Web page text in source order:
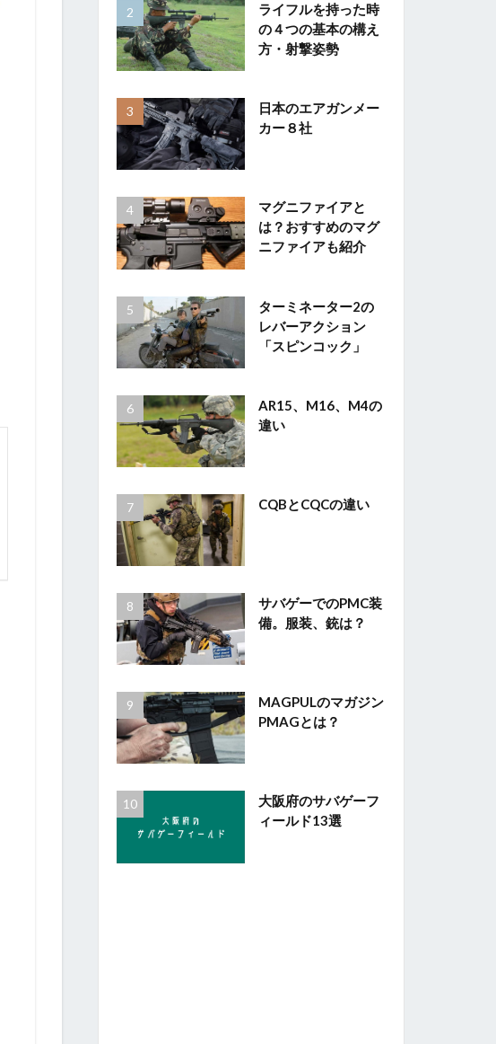
ライフルを持った時
の４つの基本の構え
方・射撃姿勢
日本のエアガンメー
カー８社
マグニファイアと
は？おすすめのマグ
ニファイアも紹介
ターミネーター2の
レバーアクション
「スピンコック」
AR15、M16、M4の
違い
CQBとCQCの違い
サバゲーでのPMC装
備。服装、銃は？
MAGPULのマガジン
PMAGとは？
大阪府のサバゲーフ
ィールド13選